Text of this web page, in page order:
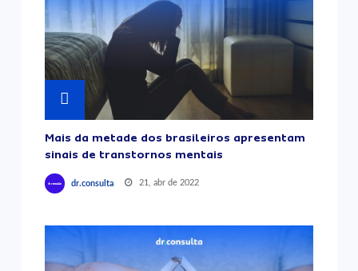
Mais da metade dos brasileiros apresentam
sinais de transtornos mentais
dr.consulta 21, abr de 2022